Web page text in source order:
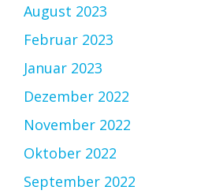
August 2023
Februar 2023
Januar 2023
Dezember 2022
November 2022
Oktober 2022
September 2022